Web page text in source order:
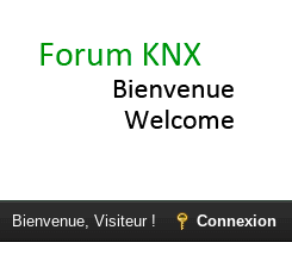
Bienvenue, Visiteur ! Connexion